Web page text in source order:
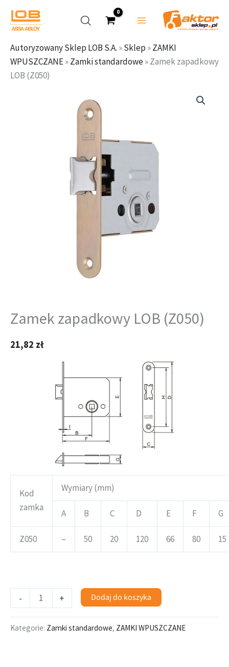
treści
Autoryzowany Sklep LOB S.A. »Sklep »ZAMKI
WPUSZCZANE»Zamki standardowe»Zamek zapadkowy
LOB (Z050)
Zamek zapadkowy LOB (Z050)
21,82 zł
Kod
zamka
Wymiary (mm)
A B C D E F G
Z050 – 50 20 120 66 80 15
- + Dodaj do koszyka
Kategorie: Zamki standardowe, ZAMKI WPUSZCZANE
LOB
(Z050)